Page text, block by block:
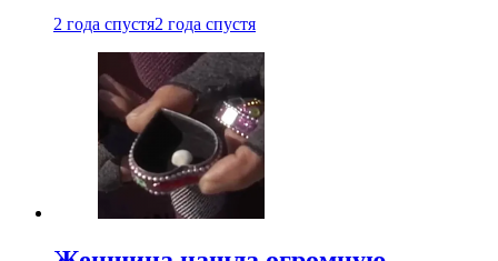
2 года спустя2 года спустя